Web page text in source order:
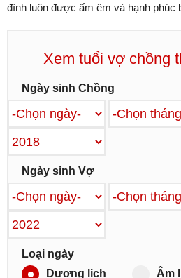
đình luôn được ấm êm và hạnh phúc
Xem tuổi vợ chồng
Ngày sinh Chồng
Ngày sinh Vợ
Loại ngày
Dương lịch
Âm